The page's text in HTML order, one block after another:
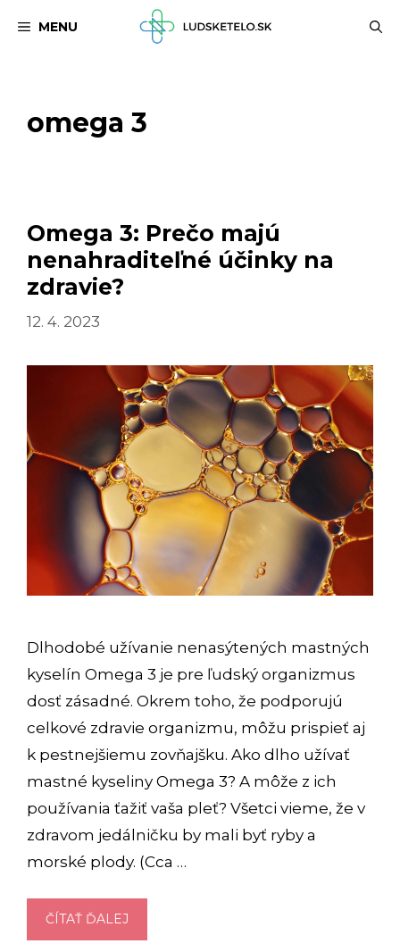
MENU
omega 3
Omega 3: Prečo majú
nenahraditeľné účinky na
zdravie?
12. 4. 2023
Dlhodobé užívanie nenasýtených mastných
kyselín Omega 3 je pre ľudský organizmus
dosť zásadné. Okrem toho, že podporujú
celkové zdravie organizmu, môžu prispieť aj
k pestnejšiemu zovňajšku. Ako dlho užívať
mastné kyseliny Omega 3? A môže z ich
používania ťažiť vaša pleť? Všetci vieme, že v
zdravom jedálničku by mali byť ryby a
morské plody. (Cca …
ČÍTAŤ ĎALEJ
3: